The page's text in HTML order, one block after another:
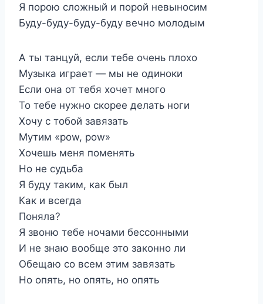
Я порою сложный и порой невыносим
Буду-буду-буду-буду вечно молодым
А ты танцуй, если тебе очень плохо
Музыка играет — мы не одиноки
Если она от тебя хочет много
То тебе нужно скорее делать ноги
Хочу с тобой завязать
Мутим «pow, pow»
Хочешь меня поменять
Но не судьба
Я буду таким, как был
Как и всегда
Поняла?
Я звоню тебе ночами бессонными
И не знаю вообще это законно ли
Обещаю со всем этим завязать
Но опять, но опять, но опять